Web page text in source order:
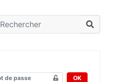
OK